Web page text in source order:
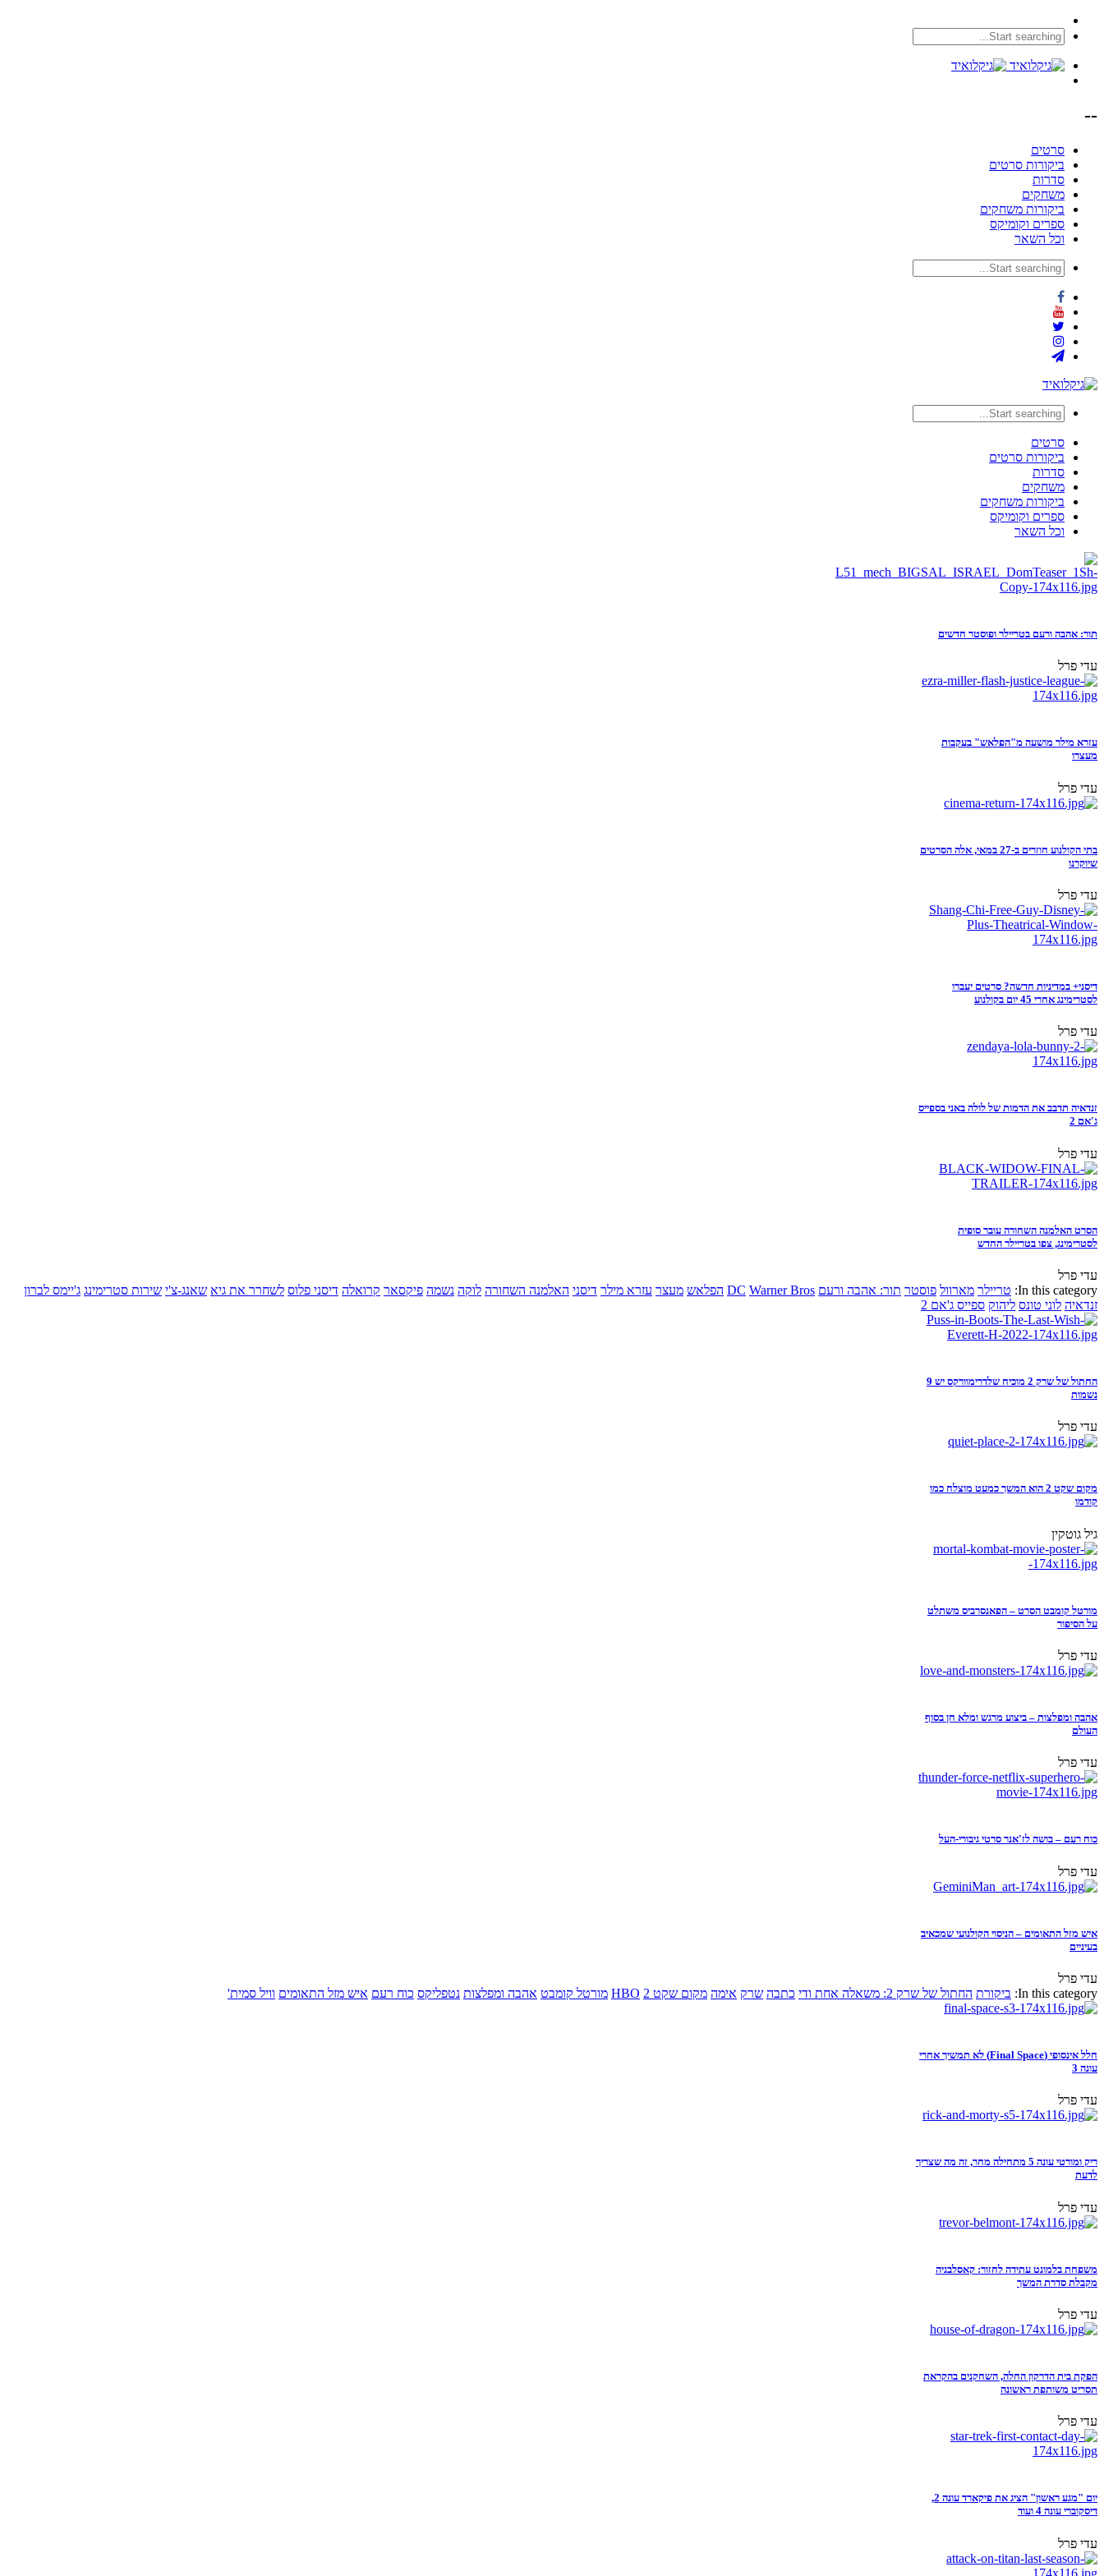
--
סרטים
ביקורות סרטים
סדרות
משחקים
ביקורות משחקים
ספרים וקומיקס
וכל השאר
סרטים
ביקורות סרטים
סדרות
משחקים
ביקורות משחקים
ספרים וקומיקס
וכל השאר
תור: אהבה ורעם בטריילר ופוסטר חדשים
עדי פרל
עזרא מילר מושעה מ"הפלאש" בעקבות
מעצרו
עדי פרל
בתי הקולנוע חוזרים ב-27 במאי, אלה הסרטים
שיוקרנו
עדי פרל
דיסני+ במדיניות חדשה? סרטים יעברו
לסטרימינג אחרי 45 יום בקולנוע
עדי פרל
זנדאיה תדבב את הדמות של לולה באני בספייס
ג'אם 2
עדי פרל
הסרט האלמנה השחורה עובר סופית
לסטרימינג, צפו בטריילר החדש
עדי פרל
In this category: טריילר מארוול פוסטר תור: אהבה ורעם DC Warner Bros הפלאש מעצר עזרא מילר דיסני האלמנה השחורה לוקה נשמה פיקסאר קרואלה דיסני פלוס לשחרר את גיא שאנג-צ'י שירות סטרימינג ג'יימס לברון
זנדאיה לוני טונס ליהוק ספייס ג'אם 2
החתול של שרק 2 מוכיח שלדרימוורקס יש 9
נשמות
עדי פרל
מקום שקט 2 הוא המשך כמעט מוצלח כמו
קודמו
גיל גוטקין
מורטל קומבט הסרט – הפאנסרביס משתלט
על הסיפור
עדי פרל
אהבה ומפלצות – ביצוע מרגש ומלא חן בסוף
העולם
עדי פרל
כוח רעם – בושה לז'אנר סרטי גיבורי-העל
עדי פרל
איש מזל התאומים – הניסוי הקולנועי שמכאיב
בעיניים
עדי פרל
In this category: ביקורת החתול של שרק 2: משאלה אחת ודי כתבה שרק אימה מקום שקט 2 HBO מורטל קומבט אהבה ומפלצות נטפליקס כוח רעם איש מזל התאומים וויל סמית'
חלל אינסופי (Final Space) לא תמשיך אחרי
עונה 3
עדי פרל
ריק ומורטי עונה 5 מתחילה מחר, זה מה שצריך
לדעת
עדי פרל
משפחת בלמונט עתידה לחזור: קאסלבניה
מקבלת סדרת המשך
עדי פרל
הפקת בית הדרקון החלה, השחקנים בהקראת
תסריט משותפת ראשונה
עדי פרל
יום "מגע ראשון" הציג את פיקארד עונה 2,
דיסקוברי עונה 4 ועוד
עדי פרל